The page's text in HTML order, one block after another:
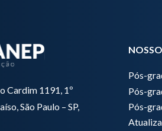
Cardim 1191, 1º
São Paulo – SP,
Pós-
Pós-
Pós-